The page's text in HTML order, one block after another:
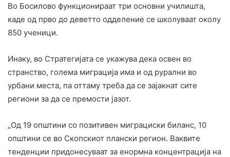
Во Босилово функционираат три основни училишта,
каде од прво до деветто одделение се школуваат околу
850 ученици.
Инаку, во Стратегијата се укажува дека освен во
странство, голема миграција има и од рурални во
урбани места, па оттаму треба да се зајакнат сите
региони за да се премости јазот.
„Од 19 општини со позитивен миграциски биланс, 10
општини се во Скопскиот плански регион. Ваквите
тенденции придонесуваат за енормна концентрација на